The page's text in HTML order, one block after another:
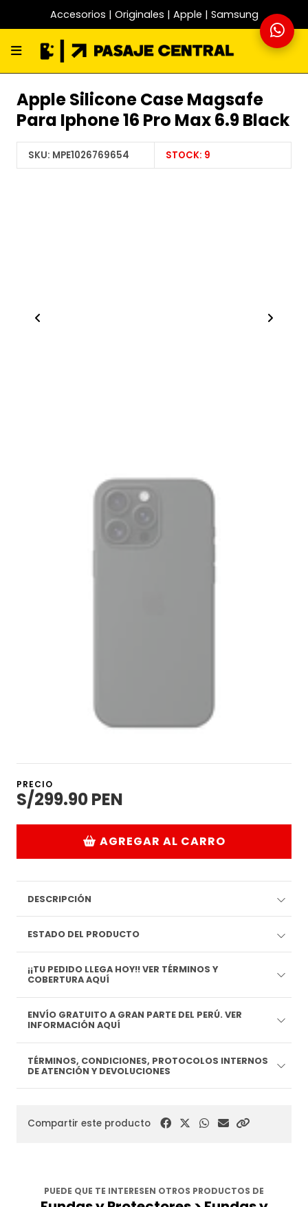
Accesorios | Originales | Apple | Samsung
Apple Silicone Case Magsafe
Para Iphone 16 Pro Max 6.9 Black
SKU: MPE1026769654 STOCK: 9
PRECIO
S/299.90 PEN
AGREGAR AL CARRO
DESCRIPCIÓN
ESTADO DEL PRODUCTO
¡¡TU PEDIDO LLEGA HOY!! VER TÉRMINOS Y
COBERTURA AQUÍ
ENVÍO GRATUITO A GRAN PARTE DEL PERÚ. VER
INFORMACIÓN AQUÍ
TÉRMINOS, CONDICIONES, PROTOCOLOS INTERNOS
DE ATENCIÓN Y DEVOLUCIONES
Compartir este producto
PUEDE QUE TE INTERESEN OTROS PRODUCTOS DE